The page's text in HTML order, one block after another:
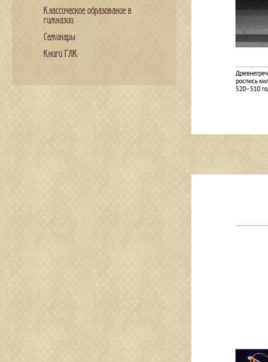
Классическое образование в
гимназии
Семинары
Книги ГЛК